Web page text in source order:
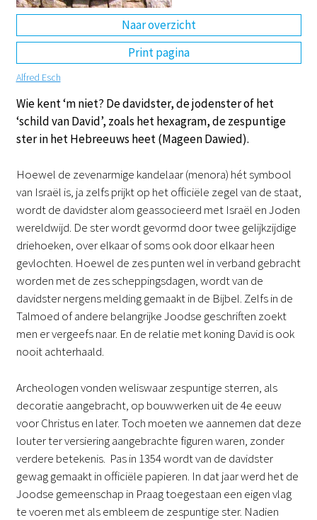
Naar overzicht
Print pagina
Alfred Esch
Wie kent ‘m niet? De davidster, de jodenster of het
‘schild van David’, zoals het hexagram, de zespuntige
ster in het Hebreeuws heet (Mageen Dawied).
Hoewel de zevenarmige kandelaar (menora) hét symbool
van Israël is, ja zelfs prijkt op het officiële zegel van de staat,
wordt de davidster alom geassocieerd met Israël en Joden
wereldwijd. De ster wordt gevormd door twee gelijkzijdige
driehoeken, over elkaar of soms ook door elkaar heen
gevlochten. Hoewel de zes punten wel in verband gebracht
worden met de zes scheppingsdagen, wordt van de
davidster nergens melding gemaakt in de Bijbel. Zelfs in de
Talmoed of andere belangrijke Joodse geschriften zoekt
men er vergeefs naar. En de relatie met koning David is ook
nooit achterhaald.
Archeologen vonden weliswaar zespuntige sterren, als
decoratie aangebracht, op bouwwerken uit de 4e eeuw
voor Christus en later. Toch moeten we aannemen dat deze
louter ter versiering aangebrachte figuren waren, zonder
verdere betekenis. Pas in 1354 wordt van de davidster
gewag gemaakt in officiële papieren. In dat jaar werd het de
Joodse gemeenschap in Praag toegestaan een eigen vlag
te voeren met als embleem de zespuntige ster. Nadien
DE EN